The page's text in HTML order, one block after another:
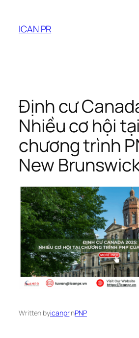
content
ICAN PR
Định cư
Nhiều cơ hội tại
chương trình
New
Written byicanprinPNP